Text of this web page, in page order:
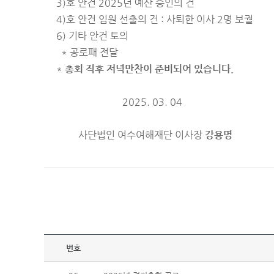
3)호 안건 2025년 예산 승인의 건
4)호 안건 임원 선출의 건 : 사퇴한 이사 2명 보궐
6) 기타 안건 토의
* 공로패 전달
* 총회 직후 저녁만찬이 준비되어 있습니다.
2025. 03. 04
사단법인 여수여해재단 이사장 강용명
번호